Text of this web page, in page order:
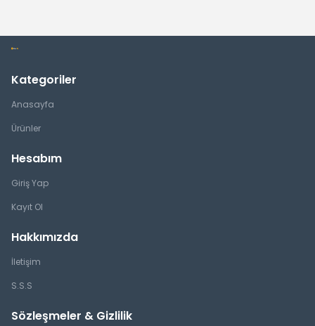
Kategoriler
Anasayfa
Ürünler
Hesabım
Giriş Yap
Kayıt Ol
Hakkımızda
İletişim
S.S.S
Sözleşmeler & Gizlilik